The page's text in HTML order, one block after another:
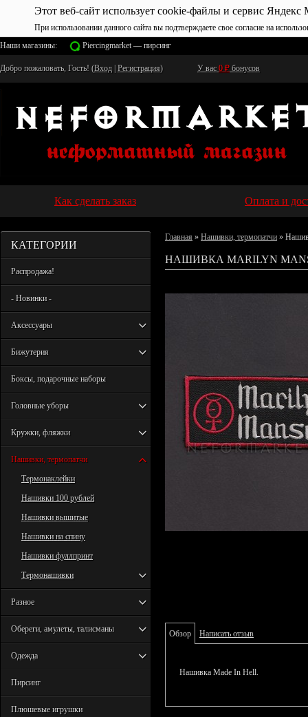
Этот веб-сайт использует cookie-файлы и сервис Яндекс
При использовании данного сайта вы подтверждаете свое согласие на
Наши магазины:
Piercingmarket — пирсинг
Добро пожаловать, Гость! (Вход Регистрация) У вас 0 ₽ бонусов
Как сделать заказ Оплата и
КАТЕГОРИИ
Распродажа!
- Новинки -
Аксессуары
Бижутерия
Боксы, подарочные наборы
Головные уборы
Кружки, фляжки
Нашивки, термопатчи
Термонаклейки
Нашивки 100 рублей
Нашивки вышитые
Нашивки на спину
Нашивки фуллпринт
Термонашивки
Разное
Обереги, амулеты, талисманы
Одежда
Пирсинг
Плюшевые игрушки
Главная » Нашивки, термопатчи »
НАШИВКА MARILYN
Обзор Написать отзыв
Нашивка Made In Hell.